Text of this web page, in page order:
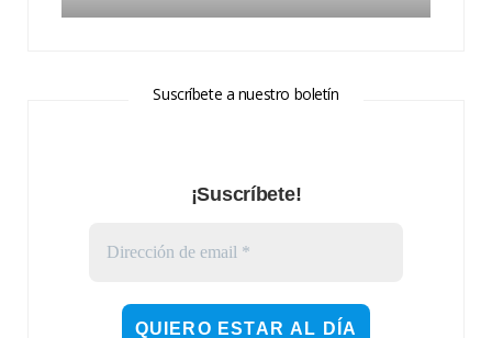
Suscríbete a nuestro boletín
¡Suscríbete!